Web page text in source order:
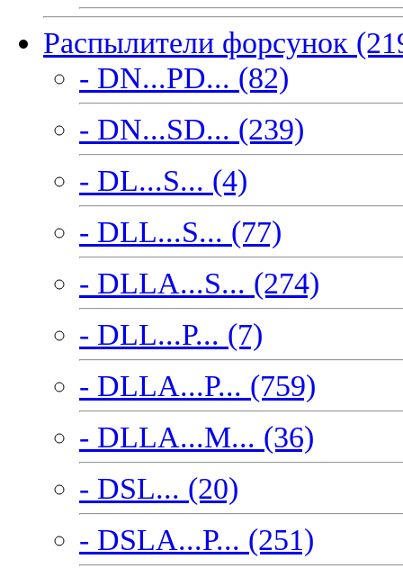
Распылители форсунок
- DN...PD... (82)
- DN...SD... (239)
- DL...S... (4)
- DLL...S... (77)
- DLLA...S... (274)
- DLL...P... (7)
- DLLA...P... (759)
- DLLA...M... (36)
- DSL... (20)
- DSLA...P... (251)